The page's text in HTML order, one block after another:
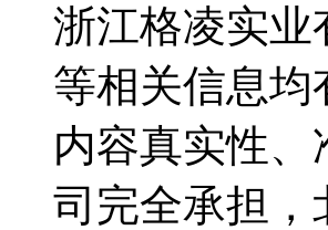
浙江格凌实业
等相关信息均
内容真实性
司完全承担，